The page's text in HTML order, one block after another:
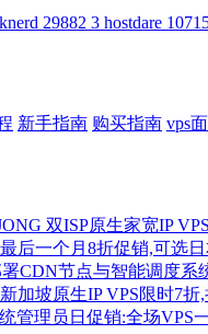
29882 3 hostdare
新手指南 购买指南 vps
双ISP原生家宽IP
后一个月8折促销,可选
CDN节点与智能调度系
加坡原生IP VPS限时7折
管理员日促销:全场